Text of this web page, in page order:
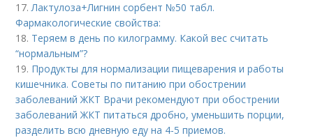
17.Лактулоза+Лигнин сорбент №50 табл.
Фармакологические свойства:
18. Теряем в день по килограмму. Какой вес считать
“нормальным”?
19. Продукты для нормализации пищеварения и работы
кишечника. Советы по питанию при обострении
заболеваний ЖКТ Врачи рекомендуют при обострении
заболеваний ЖКТ питаться дробно, уменьшить порции,
разделить всю дневную еду на 4-5 приемов.